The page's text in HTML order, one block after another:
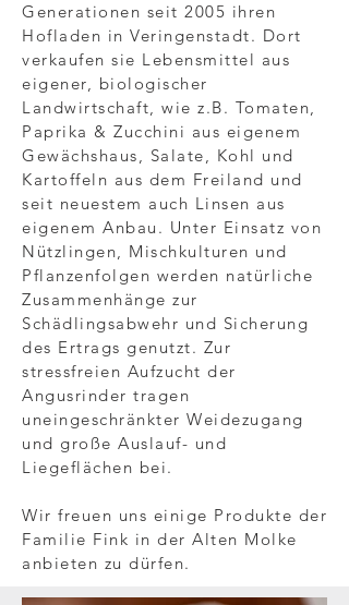
Generationen seit 2005 ihren
Hofladen in Veringenstadt. Dort
verkaufen sie Lebensmittel aus
eigener, biologischer
Landwirtschaft, wie z.B. Tomaten,
Paprika & Zucchini aus eigenem
Gewächshaus, Salate, Kohl und
Kartoffeln aus dem Freiland und
seit neuestem auch Linsen aus
eigenem Anbau. Unter Einsatz von
Nützlingen, Mischkulturen und
Pflanzenfolgen werden natürliche
Zusammenhänge zur
Schädlingsabwehr und Sicherung
des Ertrags genutzt. Zur
stressfreien Aufzucht der
Angusrinder tragen
uneingeschränkter Weidezugang
und große Auslauf- und
Liegeflächen bei.
Wir freuen uns einige Produkte der
Familie Fink in der Alten Molke
anbieten zu dürfen.